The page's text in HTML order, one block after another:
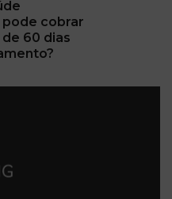
cobrar
60 dias